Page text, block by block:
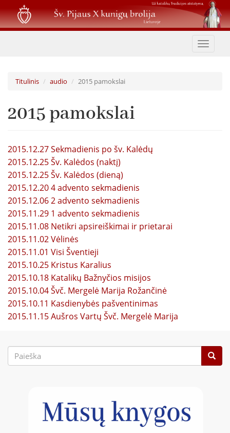
Pereiti
į
pagrindinį
Toggle
Titulinis audio 2015 pamokslai
2015 pamokslai
2015.12.27 Sekmadienis po šv. Kalėdų
2015.12.25 Šv. Kalėdos (naktį)
2015.12.25 Šv. Kalėdos (dieną)
2015.12.20 4 advento sekmadienis
2015.12.06 2 advento sekmadienis
2015.11.29 1 advento sekmadienis
2015.11.08 Netikri apsireiškimai ir prietarai
2015.11.02 Vėlinės
2015.11.01 Visi Šventieji
2015.10.25 Kristus Karalius
2015.10.18 Katalikų Bažnyčios misijos
2015.10.04 Švč. Mergelė Marija Rožančinė
2015.10.11 Kasdienybės pašventinimas
2015.11.15 Aušros Vartų Švč. Mergelė Marija
Paieškos